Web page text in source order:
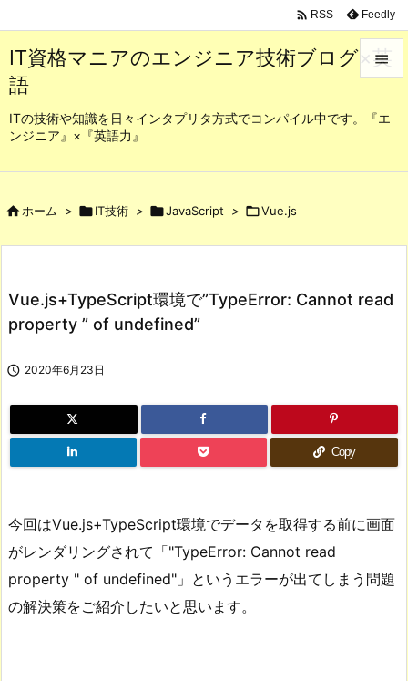
IT資格マニアのエンジニア技術ブログ×英
語
ITの技術や知識を日々インタプリタ方式でコンパイル中です。『エ
ンジニア』×『英語力』

メニュ
検索
 RSS Feedly
ホーム > IT技術 > JavaScript > Vue.js
Vue.js+TypeScript環境で”TypeError: Cannot read
property ” of undefined”
 2020年6月23日
Copy
今回はVue.js+TypeScript環境でデータを取得する前に画面
がレンダリングされて「"TypeError: Cannot read
property " of undefined"」というエラーが出てしまう問題
の解決策をご紹介したいと思います。